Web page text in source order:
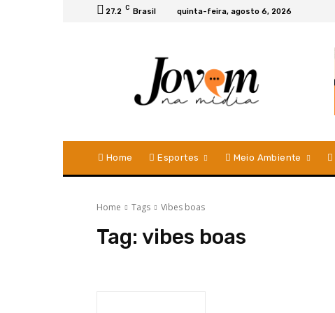
27.2 C Brasil quinta-feira, agosto 6, 2026
Home Esportes Meio Ambiente
Home Tags Vibes boas
Tag: vibes boas